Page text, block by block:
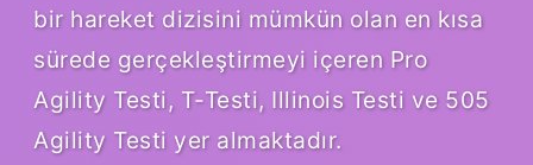
bir hareket dizisini mümkün olan en kısa
sürede gerçekleştirmeyi içeren Pro
Agility Testi, T-Testi, Illinois Testi ve 505
Agility Testi yer almaktadır.